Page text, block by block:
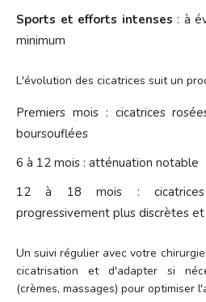
Sports et efforts intenses : à
minimum
L'évolution des cicatrices suit un
Premiers mois : cicatrices
boursouflées
6 à 12 mois : atténuation notable
12 à 18 mois : cicatrices
progressivement plus discrètes
Un suivi régulier avec votre
cicatrisation et d'adapter si
(crèmes, massages) pour optimiser